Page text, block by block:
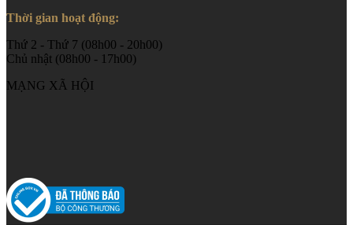
Thời gian hoạt động:
Thứ 2 - Thứ 7 (08h00 - 20h00)
Chủ nhật (08h00 - 17h00)
MẠNG XÃ HỘI